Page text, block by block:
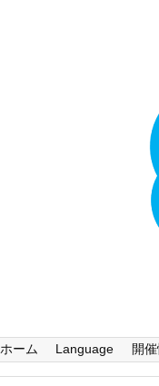
ホーム Language 開